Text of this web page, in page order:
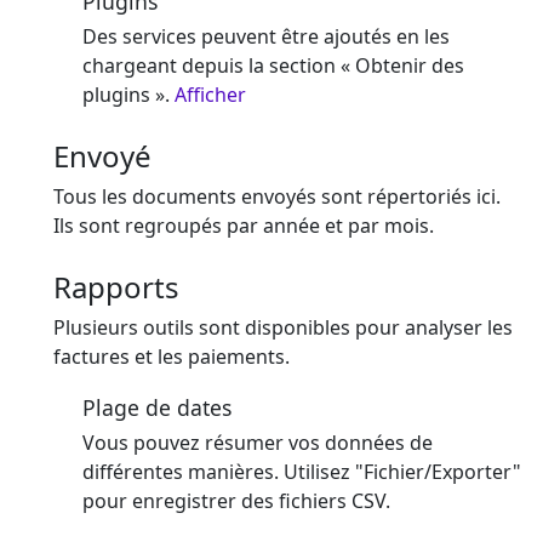
Des services peuvent être ajoutés en les
chargeant depuis la section « Obtenir des
plugins ». Afficher
Envoyé
Tous les documents envoyés sont répertoriés ici.
Ils sont regroupés par année et par mois.
Rapports
Plusieurs outils sont disponibles pour analyser les
factures et les paiements.
Plage de dates
Vous pouvez résumer vos données de
différentes manières. Utilisez "Fichier/Exporter"
pour enregistrer des fichiers CSV.